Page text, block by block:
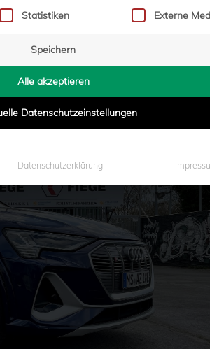
Gruppen, für die eine Einwilligung erteilt
Statistiken Externe
Speichern
Alle akzeptieren
Datenschutzeinstellungen
Datenschutzerklärung